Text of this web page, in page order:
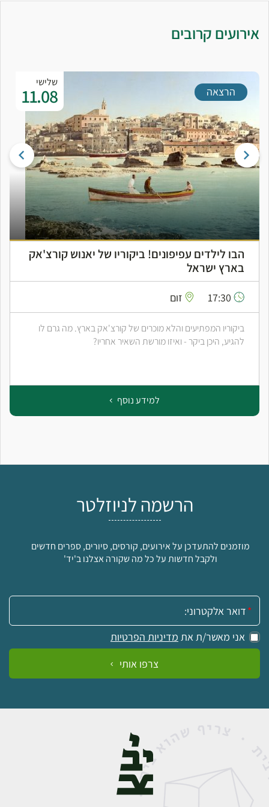
אירועים קרובים
שלישי
11.08 הרצאה
הבו לילדים עפיפונים! ביקוריו של יאנוש קורצ'אק
בארץ ישראל
זום
ביקוריו המפתיעים והלא מוכרים של קורצ'אק בארץ. מה גרם לו
להגיע, היכן ביקר - ואיזו מורשת השאיר אחריו?
למידע נוסף
הרשמה לניוזלטר
מוזמנים להתעדכן על אירועים, קורסים, סיורים, ספרים חדשים
ולקבל חדשות על כל מה שקורה אצלנו ב'יד'
אימייל:
אני מאשר/ת את מדיניות הפרטיות
צרפו אותי